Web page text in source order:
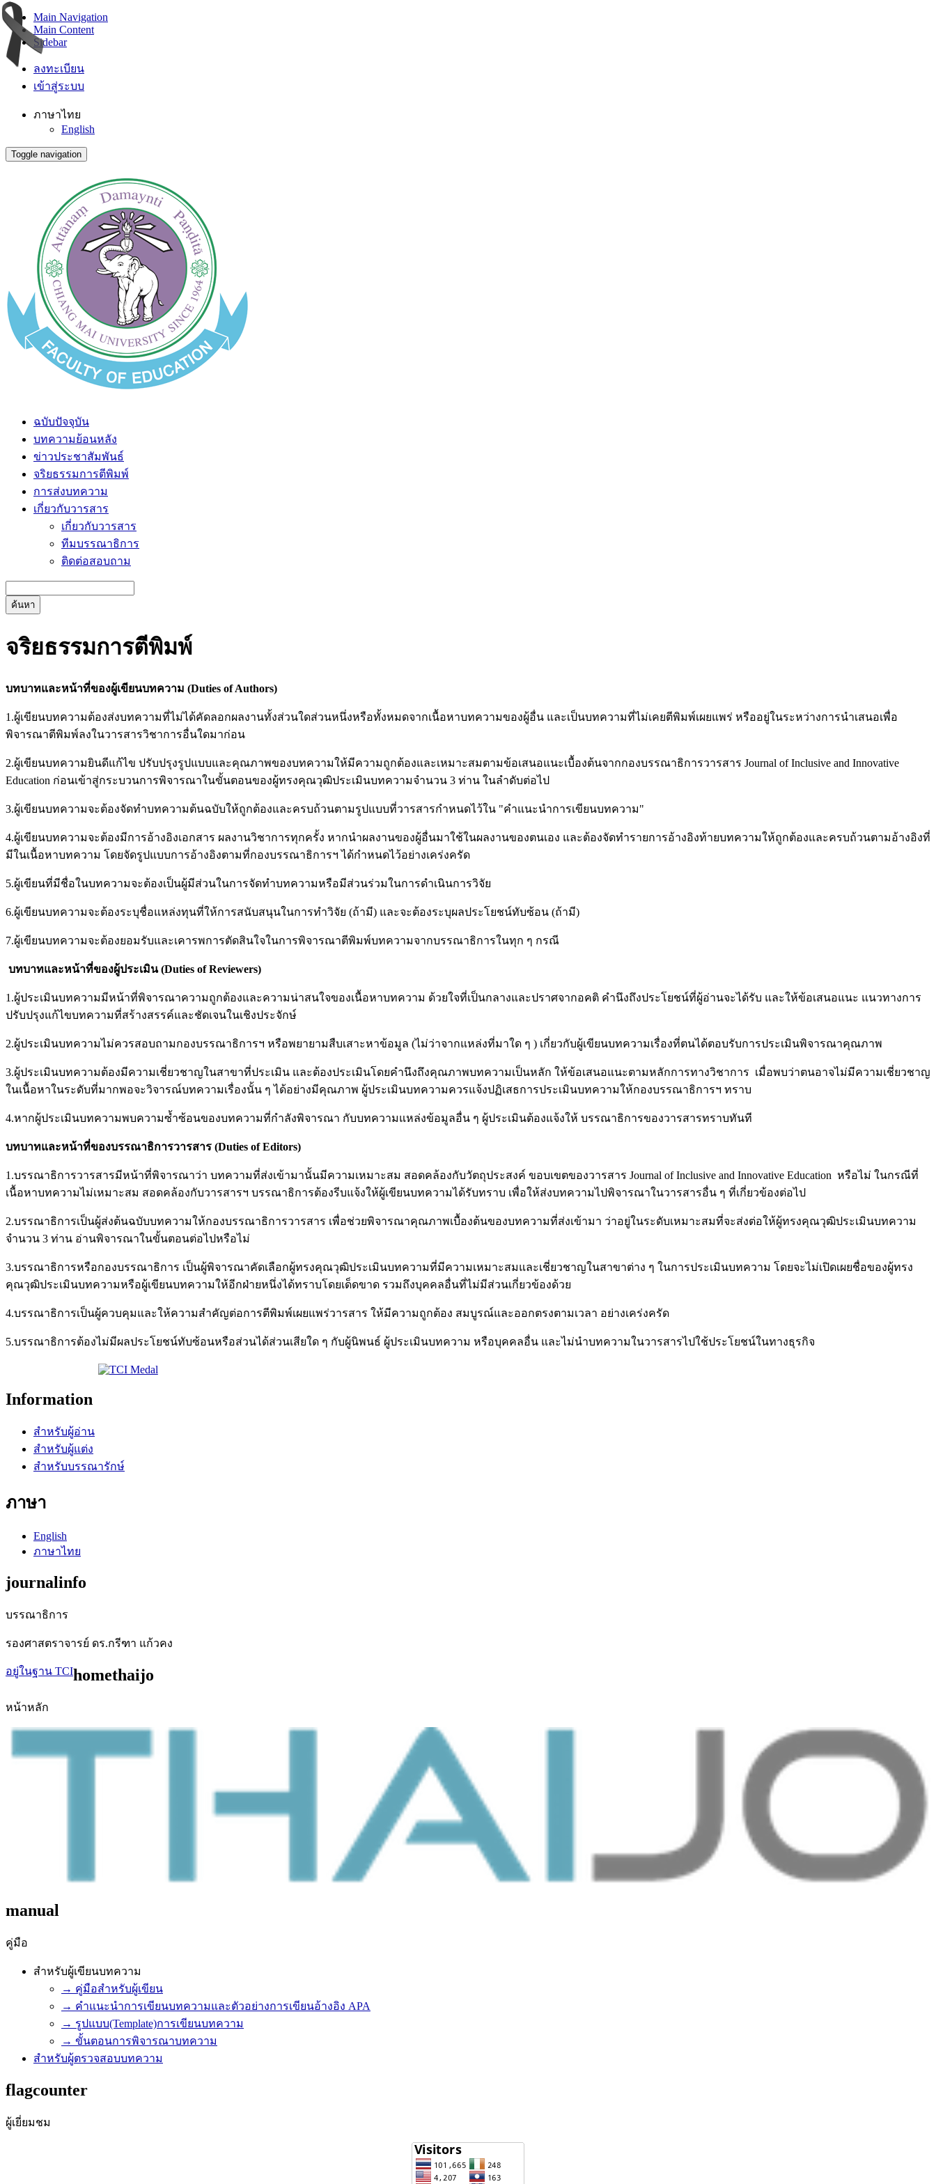
Main Navigation
Main Content
Sidebar
ลงทะเบียน
เข้าสู่ระบบ
ภาษาไทย
English
Toggle navigation
ฉบับปัจจุบัน
บทความย้อนหลัง
ข่าวประชาสัมพันธ์
จริยธรรมการตีพิมพ์
การส่งบทความ
เกี่ยวกับวารสาร
เกี่ยวกับวารสาร
ทีมบรรณาธิการ
ติดต่อสอบถาม
ค้นหา
จริยธรรมการตีพิมพ์
บทบาทและหน้าที่ของผู้เขียนบทความ (Duties of Authors)
1.ผู้เขียนบทความต้องส่งบทความที่ไม่ได้คัดลอกผลงานทั้งส่วนใดส่วนหนึ่งหรือทั้งหมดจากเนื้อหาบทความของผู้อื่น และเป็นบทความที่ไม่เคยตีพิมพ์เผยแพร่ หรืออยู่ในระหว่างการนำเสนอเพื่อ
พิจารณาตีพิมพ์ลงในวารสารวิชาการอื่นใดมาก่อน
2.ผู้เขียนบทความยินดีแก้ไข ปรับปรุงรูปแบบและคุณภาพของบทความให้มีความถูกต้องและเหมาะสมตามข้อเสนอแนะเบื้องต้นจากกองบรรณาธิการวารสาร Journal of Inclusive and Innovative
Education ก่อนเข้าสู่กระบวนการพิจารณาในขั้นตอนของผู้ทรงคุณวุฒิประเมินบทความจำนวน 3 ท่าน ในลำดับต่อไป
3.ผู้เขียนบทความจะต้องจัดทำบทความต้นฉบับให้ถูกต้องและครบถ้วนตามรูปแบบที่วารสารกำหนดไว้ใน "คำแนะนำการเขียนบทความ"
4.ผู้เขียนบทความจะต้องมีการอ้างอิงเอกสาร ผลงานวิชาการทุกครั้ง หากนำผลงานของผู้อื่นมาใช้ในผลงานของตนเอง และต้องจัดทำรายการอ้างอิงท้ายบทความให้ถูกต้องและครบถ้วนตามอ้างอิงที่
มีในเนื้อหาบทความ โดยจัดรูปแบบการอ้างอิงตามที่กองบรรณาธิการฯ ได้กำหนดไว้อย่างเคร่งครัด
5.ผู้เขียนที่มีชื่อในบทความจะต้องเป็นผู้มีส่วนในการจัดทำบทความหรือมีส่วนร่วมในการดำเนินการวิจัย
6.ผู้เขียนบทความจะต้องระบุชื่อแหล่งทุนที่ให้การสนับสนุนในการทำวิจัย (ถ้ามี) และจะต้องระบุผลประโยชน์ทับซ้อน (ถ้ามี)
7.ผู้เขียนบทความจะต้องยอมรับและเคารพการตัดสินใจในการพิจารณาตีพิมพ์บทความจากบรรณาธิการในทุก ๆ กรณี
บทบาทและหน้าที่ของผู้ประเมิน (Duties of Reviewers)
1.ผู้ประเมินบทความมีหน้าที่พิจารณาความถูกต้องและความน่าสนใจของเนื้อหาบทความ ด้วยใจที่เป็นกลางและปราศจากอคติ คำนึงถึงประโยชน์ที่ผู้อ่านจะได้รับ และให้ข้อเสนอแนะ แนวทางการ
ปรับปรุงแก้ไขบทความที่สร้างสรรค์และชัดเจนในเชิงประจักษ์
2.ผู้ประเมินบทความไม่ควรสอบถามกองบรรณาธิการฯ หรือพยายามสืบเสาะหาข้อมูล (ไม่ว่าจากแหล่งที่มาใด ๆ ) เกี่ยวกับผู้เขียนบทความเรื่องที่ตนได้ตอบรับการประเมินพิจารณาคุณภาพ
3.ผู้ประเมินบทความต้องมีความเชี่ยวชาญในสาขาที่ประเมิน และต้องประเมินโดยคำนึงถึงคุณภาพบทความเป็นหลัก ให้ข้อเสนอแนะตามหลักการทางวิชาการ เมื่อพบว่าตนอาจไม่มีความเชี่ยวชาญ
ในเนื้อหาในระดับที่มากพอจะวิจารณ์บทความเรื่องนั้น ๆ ได้อย่างมีคุณภาพ ผู้ประเมินบทความควรแจ้งปฏิเสธการประเมินบทความให้กองบรรณาธิการฯ ทราบ
4.หากผู้ประเมินบทความพบความซ้ำซ้อนของบทความที่กำลังพิจารณา กับบทความแหล่งข้อมูลอื่น ๆ ผู้ประเมินต้องแจ้งให้ บรรณาธิการของวารสารทราบทันที
บทบาทและหน้าที่ของบรรณาธิการวารสาร (Duties of Editors)
1.บรรณาธิการวารสารมีหน้าที่พิจารณาว่า บทความที่ส่งเข้ามานั้นมีความเหมาะสม สอดคล้องกับวัตถุประสงค์ ขอบเขตของวารสาร Journal of Inclusive and Innovative Education หรือไม่ ในกรณีที่
เนื้อหาบทความไม่เหมาะสม สอดคล้องกับวารสารฯ บรรณาธิการต้องรีบแจ้งให้ผู้เขียนบทความได้รับทราบ เพื่อให้ส่งบทความไปพิจารณาในวารสารอื่น ๆ ที่เกี่ยวข้องต่อไป
2.บรรณาธิการเป็นผู้ส่งต้นฉบับบทความให้กองบรรณาธิการวารสาร เพื่อช่วยพิจารณาคุณภาพเบื้องต้นของบทความที่ส่งเข้ามา ว่าอยู่ในระดับเหมาะสมที่จะส่งต่อให้ผู้ทรงคุณวุฒิประเมินบทความ
จำนวน 3 ท่าน อ่านพิจารณาในขั้นตอนต่อไปหรือไม่
3.บรรณาธิการหรือกองบรรณาธิการ เป็นผู้พิจารณาคัดเลือกผู้ทรงคุณวุฒิประเมินบทความที่มีความเหมาะสมและเชี่ยวชาญในสาขาต่าง ๆ ในการประเมินบทความ โดยจะไม่เปิดเผยชื่อของผู้ทรง
คุณวุฒิประเมินบทความหรือผู้เขียนบทความให้อีกฝ่ายหนึ่งได้ทราบโดยเด็ดขาด รวมถึงบุคคลอื่นที่ไม่มีส่วนเกี่ยวข้องด้วย
4.บรรณาธิการเป็นผู้ควบคุมและให้ความสำคัญต่อการตีพิมพ์เผยแพร่วารสาร ให้มีความถูกต้อง สมบูรณ์และออกตรงตามเวลา อย่างเคร่งครัด
5.บรรณาธิการต้องไม่มีผลประโยชน์ทับซ้อนหรือส่วนได้ส่วนเสียใด ๆ กับผู้นิพนธ์ ผู้ประเมินบทความ หรือบุคคลอื่น และไม่นำบทความในวารสารไปใช้ประโยชน์ในทางธุรกิจ
Information
สำหรับผู้อ่าน
สำหรับผู้แต่ง
สำหรับบรรณารักษ์
ภาษา
English
ภาษาไทย
journalinfo
บรรณาธิการ
รองศาสตราจารย์ ดร.กรีฑา แก้วคง
อยู่ในฐาน TCIhomethaijo
หน้าหลัก
manual
คู่มือ
สำหรับผู้เขียนบทความ
→ คู่มือสำหรับผู้เขียน
→ คำแนะนำการเขียนบทความและตัวอย่างการเขียนอ้างอิง APA
→ รูปแบบ(Template)การเขียนบทความ
→ ขั้นตอนการพิจารณาบทความ
สำหรับผู้ตรวจสอบบทความ
flagcounter
ผู้เยี่ยมชม